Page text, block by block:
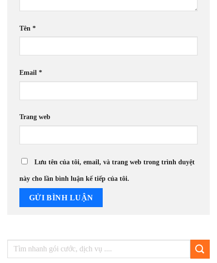
Tên *
Email *
Trang web
Lưu tên của tôi, email, và trang web trong trình duyệt
này cho lần bình luận kế tiếp của tôi.